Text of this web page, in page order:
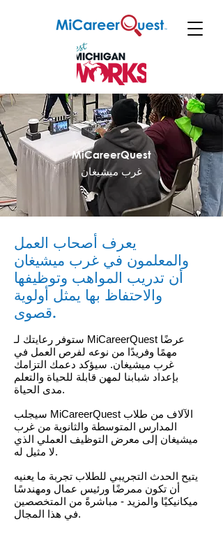
MiCareerQuest
غرب ميشيغان
يعرف أصحاب العمل
والمعلمون في غرب ميشيغان
أن تدريب المواهب وتوظيفها
والاحتفاظ بها يمثل أولوية
قصوى.
ستوفر رعايتك لـ MiCareerQuest عرضًا
مهمًا وفريدًا من نوعه لفرص العمل في
غرب ميشيغان. سيؤكد دعمك التزامك
بإعداد شبابنا لمهن قابلة للحياة والتعلم
مدى الحياة.
سيجلب MiCareerQuest الآلاف من طلاب
المدارس المتوسطة والثانوية من غرب
ميشيغان إلى معرض التوظيف العملي الذي
لا مثيل له.
يتيح الحدث التجريبي للطلاب تجربة ما يعنيه
أن تكون ممرضًا ورئيس عمال ومهندسًا
ميكانيكيًا والمزيد - مباشرةً من المتخصصين
في هذا المجال.